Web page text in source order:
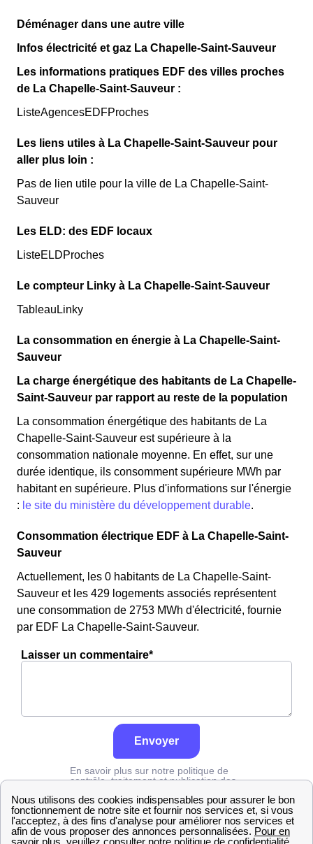
Déménager dans une autre ville
Infos électricité et gaz La Chapelle-Saint-Sauveur
Les informations pratiques EDF des villes proches
de La Chapelle-Saint-Sauveur :
ListeAgencesEDFProches
Les liens utiles à La Chapelle-Saint-Sauveur pour
aller plus loin :
Pas de lien utile pour la ville de La Chapelle-Saint-
Sauveur
Les ELD: des EDF locaux
ListeELDProches
Le compteur Linky à La Chapelle-Saint-Sauveur
TableauLinky
La consommation en énergie à La Chapelle-Saint-
Sauveur
La charge énergétique des habitants de La Chapelle-
Saint-Sauveur par rapport au reste de la population
La consommation énergétique des habitants de La
Chapelle-Saint-Sauveur est supérieure à la
consommation nationale moyenne. En effet, sur une
durée identique, ils consomment supérieure MWh par
habitant en supérieure. Plus d'informations sur l'énergie
: le site du ministère du développement durable.
Consommation électrique EDF à La Chapelle-Saint-
Sauveur
Actuellement, les 0 habitants de La Chapelle-Saint-
Sauveur et les 429 logements associés représentent
une consommation de 2753 MWh d'électricité, fournie
par EDF La Chapelle-Saint-Sauveur.
Laisser un commentaire*
Envoyer
En savoir plus sur notre politique de
contrôle, traitement et publication des
Edf Saône-et-Loire La Chapelle-Saint-Sauveur